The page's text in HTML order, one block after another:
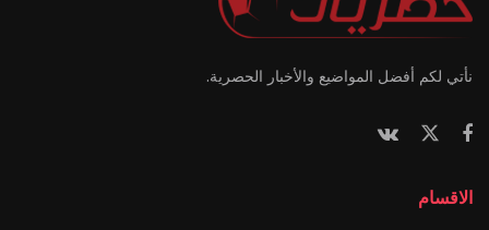
نأتي لكم أفضل المواضيع والأخبار الحصرية.
الاقسام